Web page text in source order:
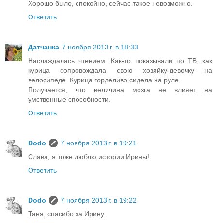
Хорошо было, спокойно, сейчас такое невозможно.
Ответить
Датчанка 7 ноября 2013 г. в 18:33
Наслаждалась чтением. Как-то показывали по ТВ, как
курица сопровождала свою хозяйку-девочку на
велосипеде. Курица горделиво сидела на руле.
Получается, что величина мозга не влияет на
умственные способности.
Ответить
Dodo
7 ноября 2013 г. в 19:21
Слава, я тоже люблю истории Ирины!
Ответить
Dodo
7 ноября 2013 г. в 19:22
Таня, спасибо за Ирину.